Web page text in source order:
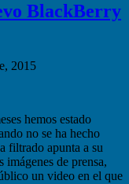
BlackBerry
2015
hemos estado
no se ha hecho
filtrado apunta a su
de prensa,
un video en el que